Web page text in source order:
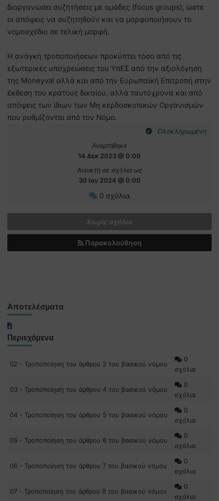
διοργανώσει συζητήσεις με ομάδες (focus groups), ώστε
οι απόψεις να συζητηθούν και να μορφοποιήσουν το
νομοσχέδιο σε τελική μορφή.
Η ανάγκη τροποποιήσεων προκύπτει τόσο από τις
εξωτερικές υποχρεώσεις του ΥπΕΣ από την αξιολόγηση
της Moneyval αλλά και από την Ευρωπαϊκή Επιτροπή στην
έκθεση του κράτους δικαίου, αλλά ταυτόχρονα και από
απόψεις των ίδιων των Μη κερδοσκοπικών Οργανισμών
που ρυθμίζονται από τον Νόμο.
Ολοκληρωμένη
Αναρτήθηκε
14 Δεκ 2023 @ 0:00
Ανοικτή σε σχόλια ως
30 Ιαν 2024 @ 0:00
0 σχόλια
Χωρίς σχόλια
Παρακολούθηση
Αποτελέσματα
Περιεχόμενα
02 - Τροποποίηση του άρθρου 2 του βασικού νόμου
0
σχόλια
03 - Τροποποίηση του άρθρου 4 του βασικού νόμου
0
σχόλια
04 - Τροποποίηση του άρθρου 5 του βασικού νόμου
0
σχόλια
05 - Τροποποίηση του άρθρου 6 του βασικού νόμου
0
σχόλια
06 - Τροποποίηση του άρθρου 7 του βασικού νόμου
0
σχόλια
07 - Τροποποίηση του άρθρου 8 του βασικού νόμου
0
σχόλια